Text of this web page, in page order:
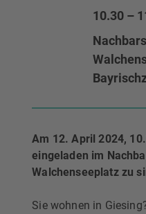
10.30 –
Am 12. April 2024,
eingeladen im
Walchenseeplatz zu
Sie wohnen in